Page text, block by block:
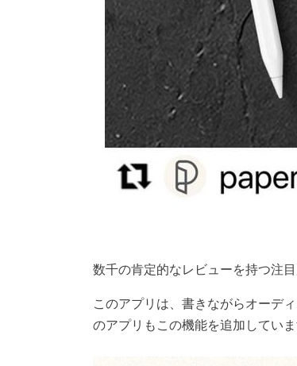
数千の肯定的なレビューを持つ注
このアプリは、書きながらオーデ
のアプリもこの機能を追加していま